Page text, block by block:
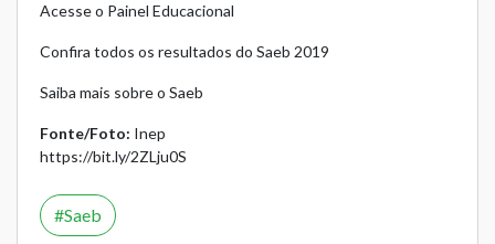
Acesse o Painel Educacional
Confira todos os resultados do Saeb 2019
Saiba mais sobre o Saeb
Fonte/Foto: Inep
https://bit.ly/2ZLju0S
Saeb